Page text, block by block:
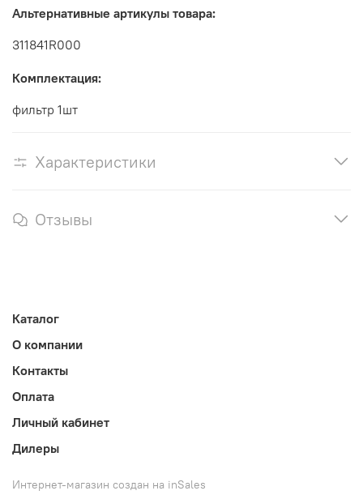
Альтернативные артикулы товара:
311841R000
Комплектация:
фильтр 1шт
Характеристики
Отзывы
Каталог
О компании
Контакты
Оплата
Личный кабинет
Дилеры
Интернет-магазин создан на inSales